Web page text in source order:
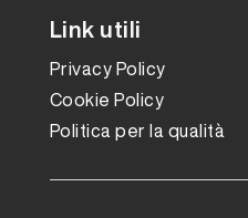
Link utili
Privacy Policy
Cookie Policy
Politica per la qualità